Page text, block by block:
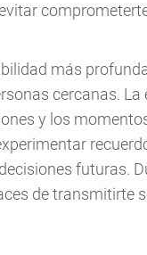
más
cercanas. La
y los
futuras.
de transmitirte